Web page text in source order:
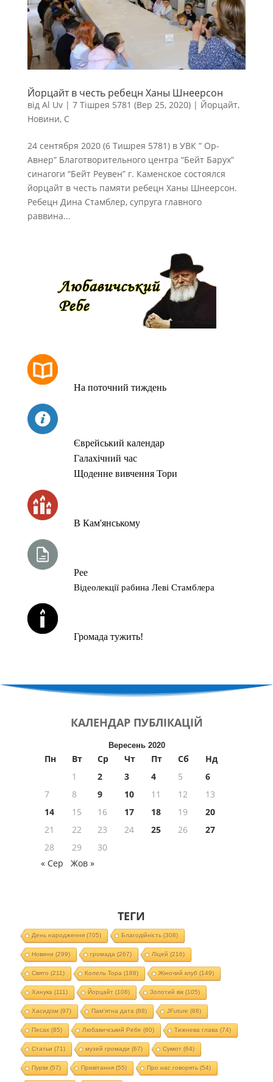
Йорцайт в честь ребецн Ханы Шнеерсон
від Al Uv| 7 Тішрея 5781 (Вер 25, 2020)| Йорцайт,
Новини, С
24 сентября 2020 (6 Тишрея 5781) в УВК ” Ор-
Авнер” Благотворительного центра “Бейт Барух”
синагоги “Бейт Реувен” г. Каменское состоялся
йорцайт в честь памяти ребецн Ханы Шнеерсон.
Ребецн Дина Стамблер, супруга главного
раввина...
На поточний тиждень
Єврейський календар
Галахічний час
Щоденне вивчення Тори
В Кам'янському
Рее
Відеолекції рабина Леві Стамблера
Громада тужить!
КАЛЕНДАР ПУБЛІКАЦІЙ
Вересень 2020
Пн Вт Ср Чт Пт Сб
Нд
1
2 3 4 5
6
7
8 9 10 11 12
13
14
15 16 17 18 19
20
21
22 23 24 25 26
27
28
29
30
« Сер
Жов »
ТЕГИ
День народження(705) Благодійність (308)
Новини (299) громада (267) Ліцей (216)
Свято (211) Колель Тора (188) Жіночий клуб (149)
Ханука (111) Йорцайт (108) Золотий вік(105)
Хасидізм (97) Пам'ятна дата (88) JFuture (88)
Песах(85) Любавичський Ребе (80) Тижнева глава (74)
Статьи (71) музей громади (67) Суккот (64)
Пурім (57) Привітання(55) Про нас говорять (54)